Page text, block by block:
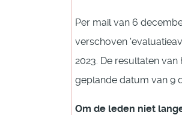
Per mail van 6
verschoven
2023. De resultaten
geplande datum van 9
Om de leden niet